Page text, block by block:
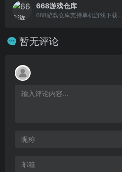
668游戏仓库
668游戏仓库支持单机游戏下载...
暂无评论